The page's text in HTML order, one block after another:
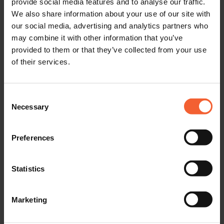
We also share information about your use of our site with
our social media, advertising and analytics partners who
may combine it with other information that you’ve
provided to them or that they’ve collected from your use
of their services.
Selection
Necessary
Preferences
Statistics
Marketing
américain. À partir de là, nous avons été convaincus ».